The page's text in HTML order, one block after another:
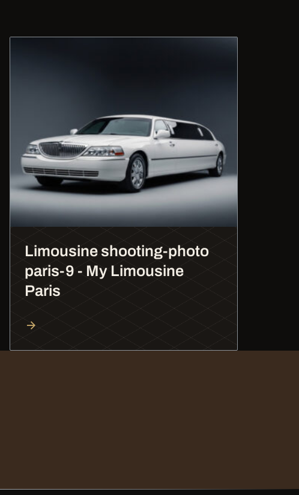
Limousine shooting-photo
paris-9 - My Limousine
Paris